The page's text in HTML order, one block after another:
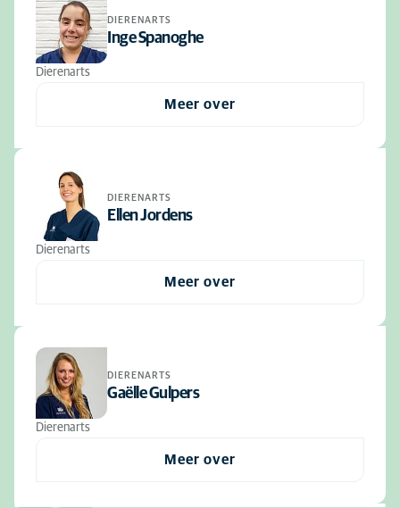
DIERENARTS
Inge Spanoghe
Dierenarts
Meer over
DIERENARTS
Ellen Jordens
Dierenarts
Meer over
DIERENARTS
Gaëlle Gulpers
Dierenarts
Meer over